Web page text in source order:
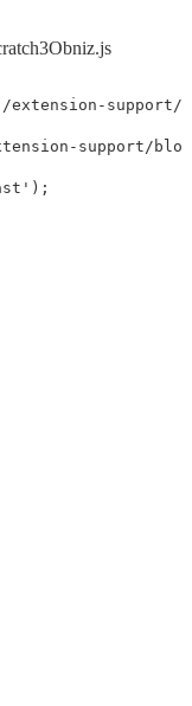
support/
support/
' );